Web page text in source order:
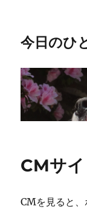
今日のひ
CMサイ
CMを見ると